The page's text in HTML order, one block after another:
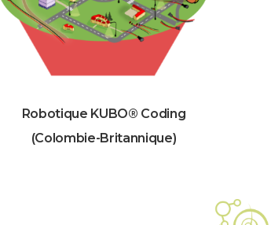
Robotique KUBO® Coding
(Colombie-Britannique)